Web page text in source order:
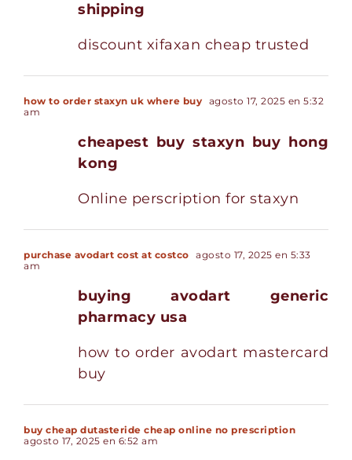
shipping
discount xifaxan cheap trusted
how to order staxyn uk where buy agosto 17, 2025 en 5:32
am
cheapest buy staxyn buy hong
kong
Online perscription for staxyn
purchase avodart cost at costco agosto 17, 2025 en 5:33
am
buying avodart generic
pharmacy usa
how to order avodart mastercard
buy
buy cheap dutasteride cheap online no prescription
agosto 17, 2025 en 6:52 am